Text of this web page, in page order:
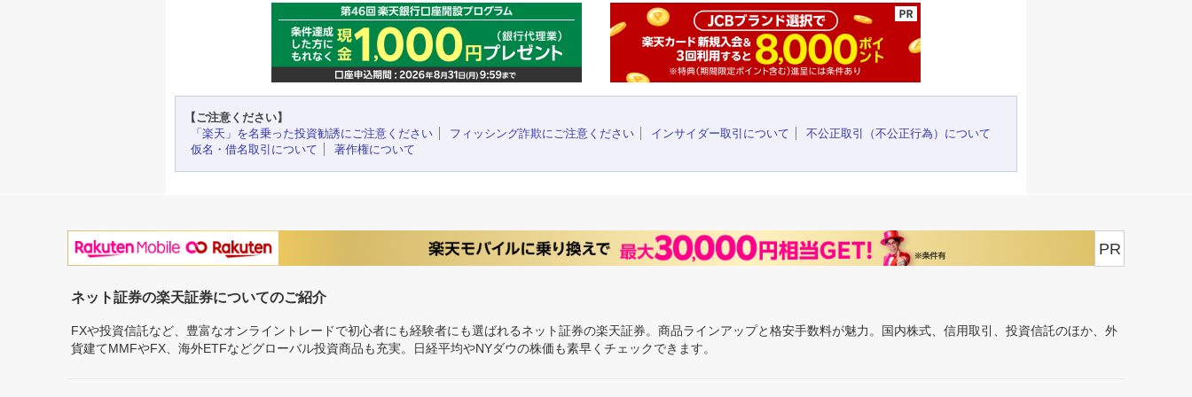
【ご注意ください】
「楽天」を名乗った投資勧誘にご注意ください
フィッシング詐欺にご注意ください インサイダー取引について
不公正取引（不公正行為）について
仮名・借名取引について
著作権について
PR
ネット証券の楽天証券についてのご紹介
FXや投資信託など、豊富なオンライントレードで初心者にも経験者にも選ばれるネット証券の楽天証券。商品ラインアップと格安手数料が魅力。国内株式、信用取引、投資信託のほか、外
貨建てMMFやFX、海外ETFなどグローバル投資商品も充実。日経平均やNYダウの株価も素早くチェックできます。